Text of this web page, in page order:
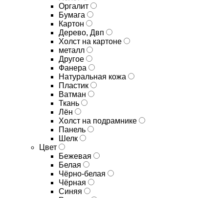
Оргалит
Бумага
Картон
Дерево, Двп
Холст на картоне
металл
Другое
Фанера
Натуральная кожа
Пластик
Ватман
Ткань
Лён
Холст на подрамнике
Панель
Шелк
Цвет
Бежевая
Белая
Чёрно-белая
Чёрная
Синяя